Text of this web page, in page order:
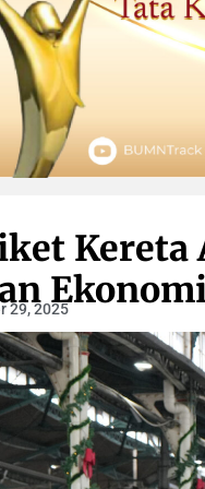
Kereta
29, 2025